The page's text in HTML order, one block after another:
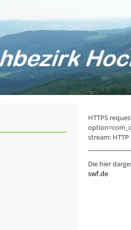
HTTPS
stream:
Die hier
swf.de